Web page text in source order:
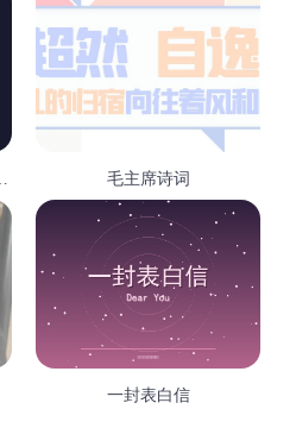
毛主席诗词
一封表白信